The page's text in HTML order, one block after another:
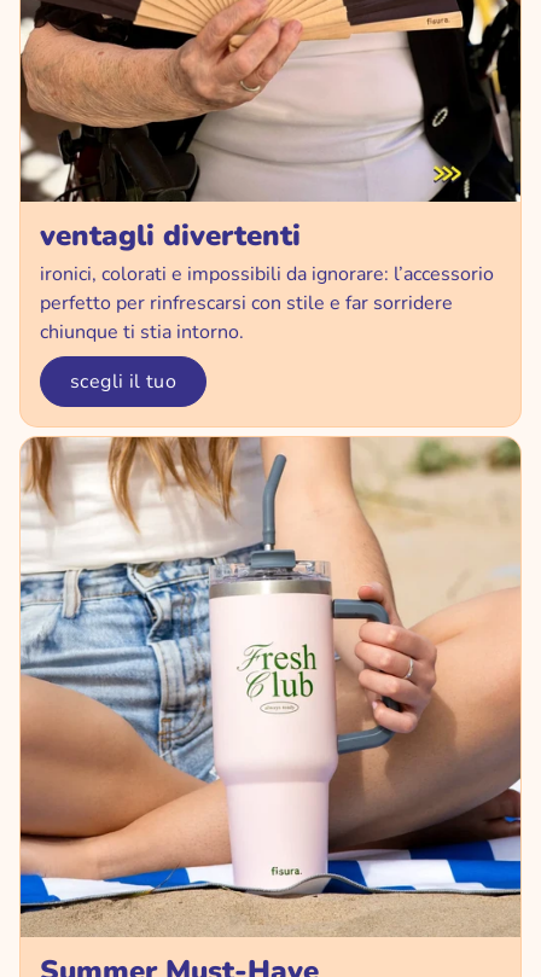
ventagli divertenti
ironici, colorati e impossibili da ignorare: l’accessorio
perfetto per rinfrescarsi con stile e far sorridere
chiunque ti stia intorno.
scegli il tuo